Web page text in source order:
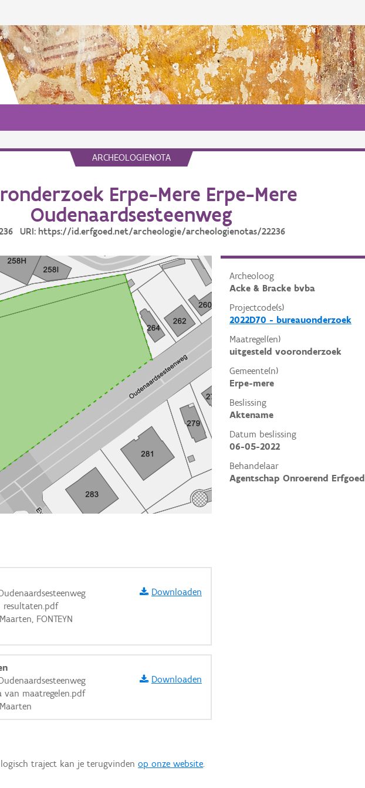
ARCHEOLOGIENOTA
Erpe-Mere Erpe-Mere
Oudenaardsesteenweg
URI: https://id.erfgoed.net/archeologie/archeologienotas/22236
Archeoloog
Acke & Bracke bvba
Projectcode(s)
2022D70 - bureauonderzoek
Maatregel(en)
uitgesteld vooronderzoek
Gemeente(n)
Erpe-mere
Beslissing
Aktename
Datum beslissing
06-05-2022
Behandelaar
Agentschap Onroerend Erfgoed
resultaten.pdf
FONTEYN
Downloaden
maatregelen.pdf
Downloaden
traject kan je terugvindenop onze website.